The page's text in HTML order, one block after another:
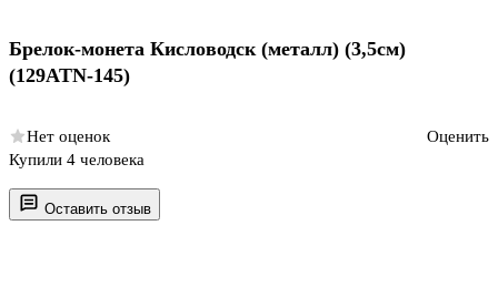
Оставить отзыв
Брелок-монета Кисловодск (металл) (3,5см)
(129ATN-145)
Нет оценок
Оценить
Купили 4 человека